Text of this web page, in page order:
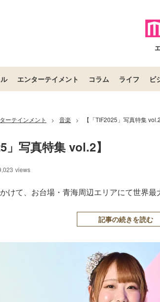
エンターテイメント コラム ライフ ビ
ーテインメント > 音楽 > 【「TIF2025」写真特集 vol.2
」写真特集 vol.2】
views
けて、お台場・青海周辺エリアにて世界最
記事の続きを読む